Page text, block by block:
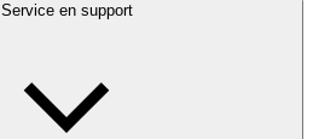
Service en support